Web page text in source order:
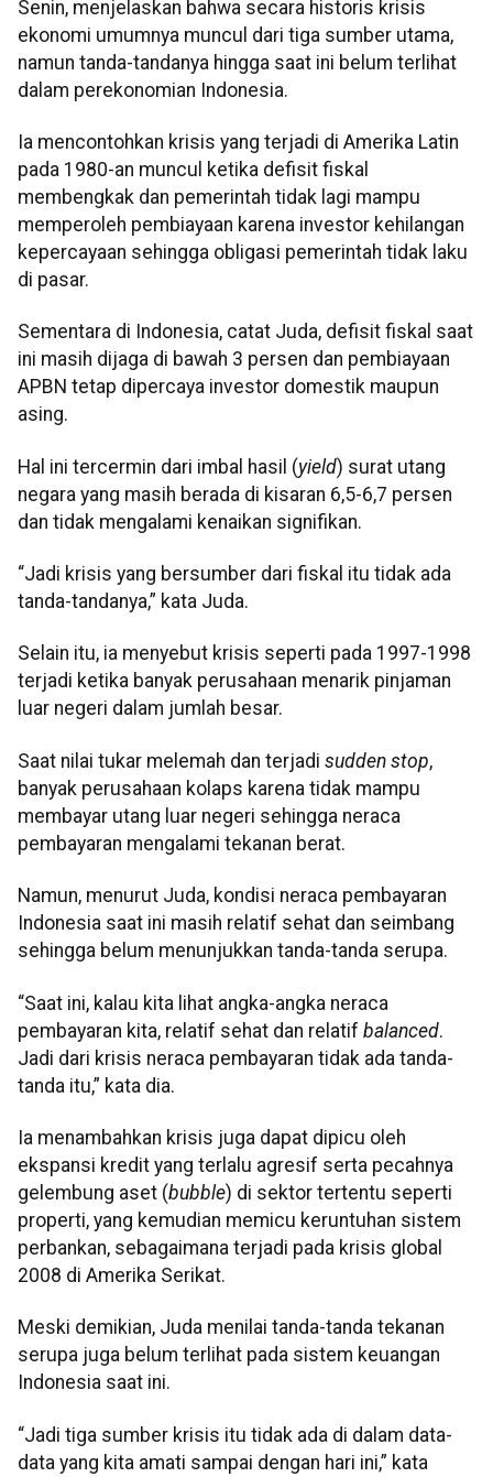
Senin, menjelaskan bahwa secara historis krisis
ekonomi umumnya muncul dari tiga sumber utama,
namun tanda-tandanya hingga saat ini belum terlihat
dalam perekonomian Indonesia.
Ia mencontohkan krisis yang terjadi di Amerika Latin
pada 1980-an muncul ketika defisit fiskal
membengkak dan pemerintah tidak lagi mampu
memperoleh pembiayaan karena investor kehilangan
kepercayaan sehingga obligasi pemerintah tidak laku
di pasar.
Sementara di Indonesia, catat Juda, defisit fiskal saat
ini masih dijaga di bawah 3 persen dan pembiayaan
APBN tetap dipercaya investor domestik maupun
asing.
Hal ini tercermin dari imbal hasil (yield) surat utang
negara yang masih berada di kisaran 6,5-6,7 persen
dan tidak mengalami kenaikan signifikan.
“Jadi krisis yang bersumber dari fiskal itu tidak ada
tanda-tandanya,” kata Juda.
Selain itu, ia menyebut krisis seperti pada 1997-1998
terjadi ketika banyak perusahaan menarik pinjaman
luar negeri dalam jumlah besar.
Saat nilai tukar melemah dan terjadi sudden stop,
banyak perusahaan kolaps karena tidak mampu
membayar utang luar negeri sehingga neraca
pembayaran mengalami tekanan berat.
Namun, menurut Juda, kondisi neraca pembayaran
Indonesia saat ini masih relatif sehat dan seimbang
sehingga belum menunjukkan tanda-tanda serupa.
“Saat ini, kalau kita lihat angka-angka neraca
pembayaran kita, relatif sehat dan relatif balanced.
Jadi dari krisis neraca pembayaran tidak ada tanda-
tanda itu,” kata dia.
Ia menambahkan krisis juga dapat dipicu oleh
ekspansi kredit yang terlalu agresif serta pecahnya
gelembung aset (bubble) di sektor tertentu seperti
properti, yang kemudian memicu keruntuhan sistem
perbankan, sebagaimana terjadi pada krisis global
2008 di Amerika Serikat.
Meski demikian, Juda menilai tanda-tanda tekanan
serupa juga belum terlihat pada sistem keuangan
Indonesia saat ini.
“Jadi tiga sumber krisis itu tidak ada di dalam data-
data yang kita amati sampai dengan hari ini,” kata